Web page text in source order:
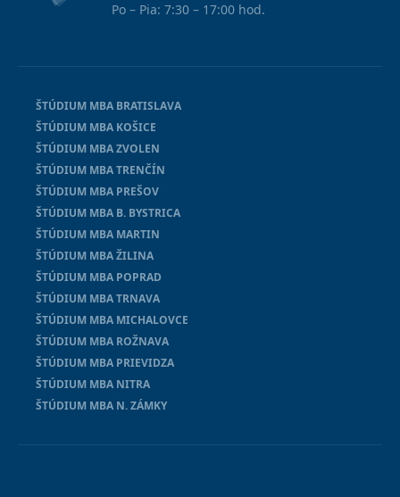
Po – Pia: 7:30 – 17:00 hod.
ŠTÚDIUM MBA BRATISLAVA
ŠTÚDIUM MBA KOŠICE
ŠTÚDIUM MBA ZVOLEN
ŠTÚDIUM MBA TRENČÍN
ŠTÚDIUM MBA PREŠOV
ŠTÚDIUM MBA B. BYSTRICA
ŠTÚDIUM MBA MARTIN
ŠTÚDIUM MBA ŽILINA
ŠTÚDIUM MBA POPRAD
ŠTÚDIUM MBA TRNAVA
ŠTÚDIUM MBA MICHALOVCE
ŠTÚDIUM MBA ROŽNAVA
ŠTÚDIUM MBA PRIEVIDZA
ŠTÚDIUM MBA NITRA
ŠTÚDIUM MBA N. ZÁMKY